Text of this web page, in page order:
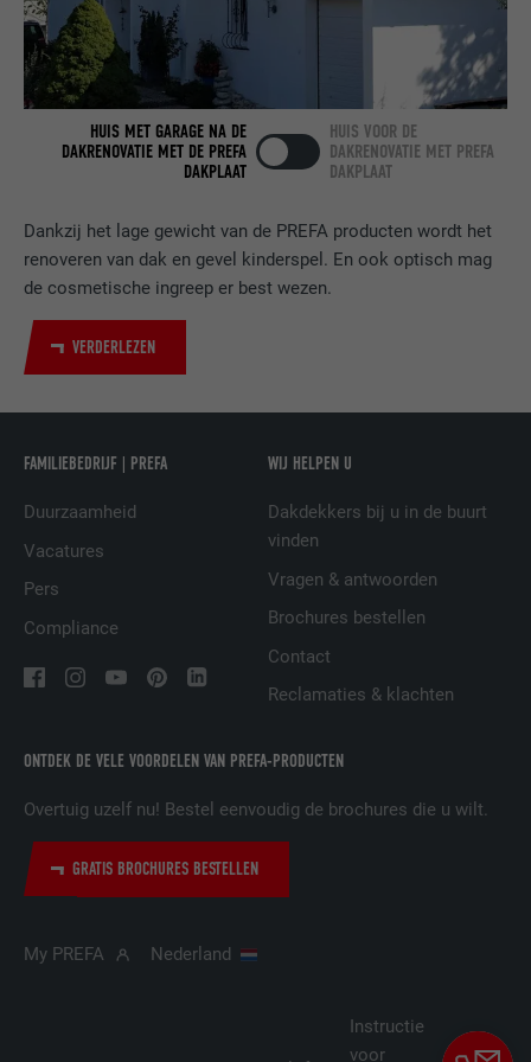
Dankzij het lage gewicht van de PREFA producten wordt het
renoveren van dak en gevel kinderspel. En ook optisch mag
de cosmetische ingreep er best wezen.
VERDERLEZEN
HUIS MET GARAGE NA DE
DAKRENOVATIE MET DE PREFA
DAKPLAAT
HUIS VOOR DE
DAKRENOVATIE MET PREFA
DAKPLAAT
ONTDEK DE VELE VOORDELEN VAN PREFA-PRODUCTEN
Overtuig uzelf nu! Bestel eenvoudig de brochures die u wilt.
GRATIS BROCHURES BESTELLEN
FAMILIEBEDRIJF | PREFA
Duurzaamheid
Vacatures
Pers
Compliance
WIJ HELPEN U
Dakdekkers bij u in de buurt
vinden
Vragen & antwoorden
Brochures bestellen
Contact
Reclamaties & klachten
My PREFA Nederland
Instructie
voor
Cookie-
VERVALTIJD 2 jaar
DOEL
Gebruikt door de socialnetworking-dienst
LinkedIn voor het volgen van het gebruik
van ingebedde diensten.
AANBIEDER LinkedIn
VERVALTIJD 2 jaar
DOEL
LinkedIn voor het volgen van het gebruik
VERVALTIJD
DOEL
Wordt gebruikt om bezoekers op meerdere
websites te volgen, om op basis van de
voorkeuren van de bezoeker relevante
NAAM lidc
AANBIEDER LinkedIn
Gebruikt door de socialnetworking-dienst